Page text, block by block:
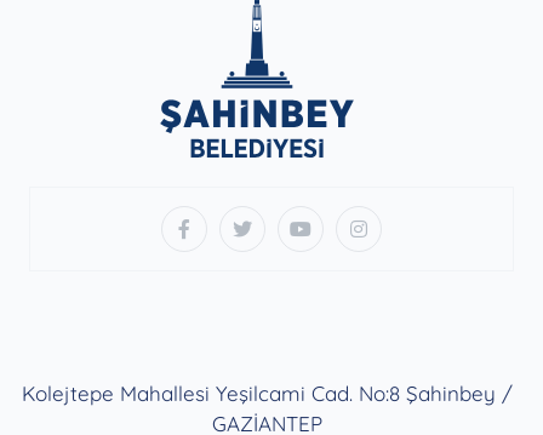
Kolejtepe Mahallesi Yeşilcami Cad. No:8 Şahinbey /
GAZİANTEP